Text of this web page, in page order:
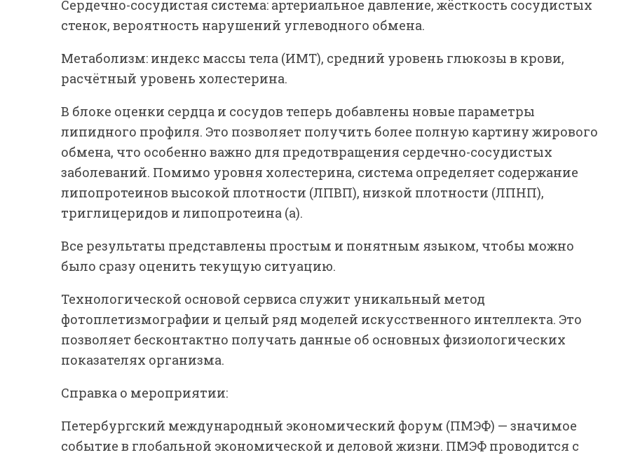
Сердечно-сосудистая система: артериальное давление, жёсткость сосудистых
стенок, вероятность нарушений углеводного обмена.
Метаболизм: индекс массы тела (ИМТ), средний уровень глюкозы в крови,
расчётный уровень холестерина.
В блоке оценки сердца и сосудов теперь добавлены новые параметры
липидного профиля. Это позволяет получить более полную картину жирового
обмена, что особенно важно для предотвращения сердечно-сосудистых
заболеваний. Помимо уровня холестерина, система определяет содержание
липопротеинов высокой плотности (ЛПВП), низкой плотности (ЛПНП),
триглицеридов и липопротеина (а).
Все результаты представлены простым и понятным языком, чтобы можно
было сразу оценить текущую ситуацию.
Технологической основой сервиса служит уникальный метод
фотоплетизмографии и целый ряд моделей искусственного интеллекта. Это
позволяет бесконтактно получать данные об основных физиологических
показателях организма.
Справка о мероприятии:
Петербургский международный экономический форум (ПМЭФ) — значимое
событие в глобальной экономической и деловой жизни. ПМЭФ проводится с